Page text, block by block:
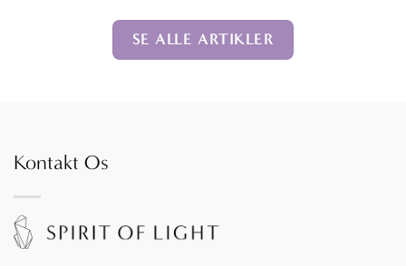
SE ALLE ARTIKLER
Kontakt Os